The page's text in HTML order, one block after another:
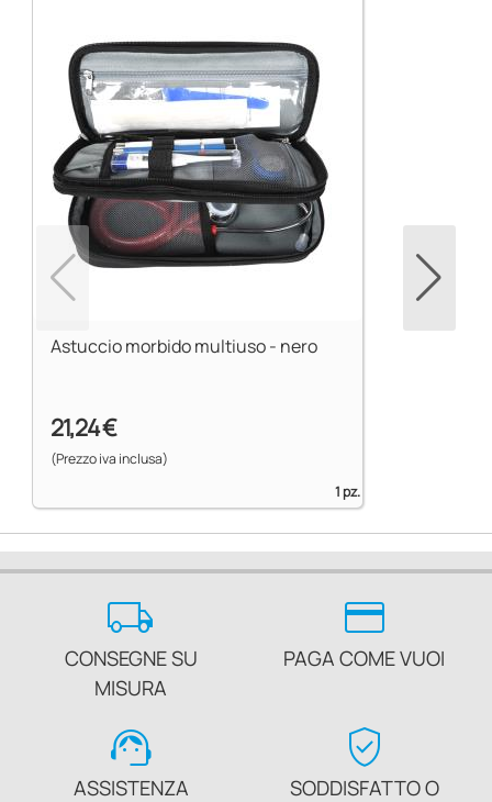
Astuccio morbido multiuso - nero
21,24 €
(Prezzo iva inclusa)
1 pz.
local_shipping
CONSEGNE SU
MISURA
credit_card
PAGA COME VUOI
support_agent
ASSISTENZA
verified_user
SODDISFATTO O